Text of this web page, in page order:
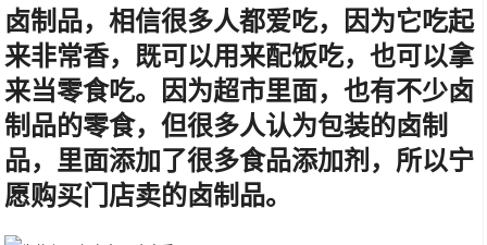
卤制品，相信很多人都爱吃，因为它吃起
来非常香，既可以用来配饭吃，也可以拿
来当零食吃。因为超市里面，也有不少卤
制品的零食，但很多人认为包装的卤制
品，里面添加了很多食品添加剂，所以宁
愿购买门店卖的卤制品。